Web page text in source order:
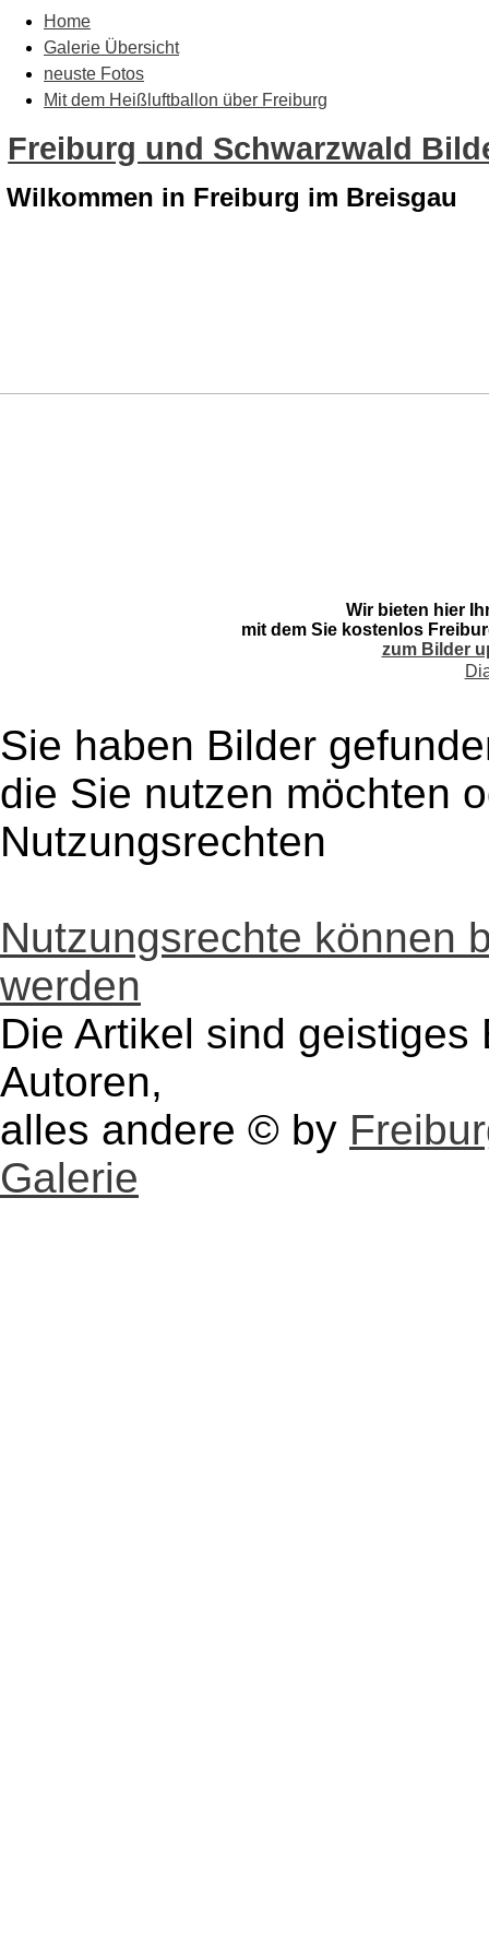
Home
Galerie Übersicht
neuste Fotos
Mit dem Heißluftballon über Freiburg
Freiburg und Schwarzwald
Wilkommen in Freiburg im Breisgau
Wir bieten hier
mit dem Sie kostenlos
zum Bilder
Sie haben Bilder
die Sie nutzen möchten
Nutzungsrechten
Nutzungsrechte können
werden
Die Artikel sind
Autoren,
alles andere © by
Galerie